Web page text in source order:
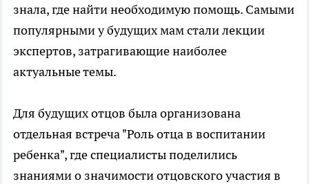
знала, где найти необходимую помощь. Самыми
популярными у будущих мам стали лекции
экспертов, затрагивающие наиболее
актуальные темы.
Для будущих отцов была организована
отдельная встреча "Роль отца в воспитании
ребенка", где специалисты поделились
знаниями о значимости отцовского участия в